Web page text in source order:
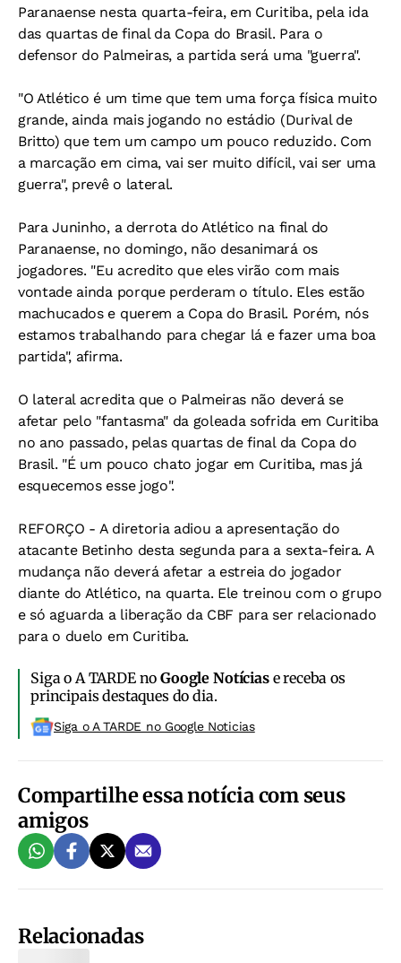
Paranaense nesta quarta-feira, em Curitiba, pela ida
das quartas de final da Copa do Brasil. Para o
defensor do Palmeiras, a partida será uma "guerra".
"O Atlético é um time que tem uma força física muito
grande, ainda mais jogando no estádio (Durival de
Britto) que tem um campo um pouco reduzido. Com
a marcação em cima, vai ser muito difícil, vai ser uma
guerra", prevê o lateral.
Para Juninho, a derrota do Atlético na final do
Paranaense, no domingo, não desanimará os
jogadores. "Eu acredito que eles virão com mais
vontade ainda porque perderam o título. Eles estão
machucados e querem a Copa do Brasil. Porém, nós
estamos trabalhando para chegar lá e fazer uma boa
partida", afirma.
O lateral acredita que o Palmeiras não deverá se
afetar pelo "fantasma" da goleada sofrida em Curitiba
no ano passado, pelas quartas de final da Copa do
Brasil. "É um pouco chato jogar em Curitiba, mas já
esquecemos esse jogo".
REFORÇO - A diretoria adiou a apresentação do
atacante Betinho desta segunda para a sexta-feira. A
mudança não deverá afetar a estreia do jogador
diante do Atlético, na quarta. Ele treinou com o grupo
e só aguarda a liberação da CBF para ser relacionado
para o duelo em Curitiba.
Siga o A TARDE noGoogle Notíciase receba os
principais destaques do dia.
Siga o A TARDE no Google Noticias
Compartilhe essa notícia com seus
amigos
Relacionadas